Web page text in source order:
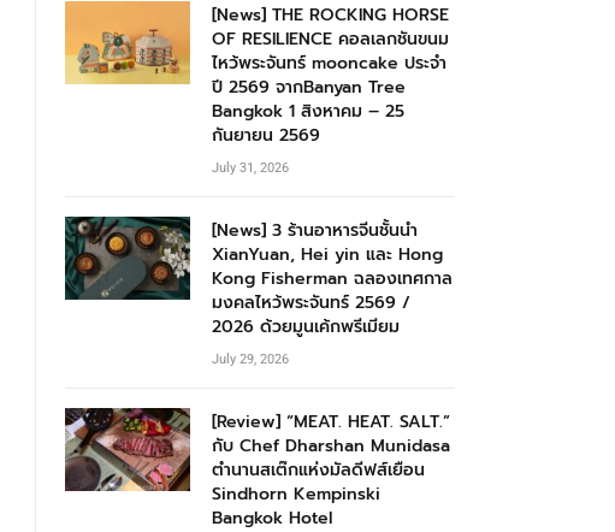
[News] THE ROCKING HORSE
OF RESILIENCE คอลเลกชันขนม
ไหว้พระจันทร์ mooncake ประจำ
ปี 2569 จากBanyan Tree
Bangkok 1 สิงหาคม – 25
กันยายน 2569
July 31, 2026
[News] 3 ร้านอาหารจีนชั้นนำ
XianYuan, Hei yin และ Hong
Kong Fisherman ฉลองเทศกาล
มงคลไหว้พระจันทร์ 2569 /
2026 ด้วยมูนเค้กพรีเมียม
July 29, 2026
[Review] “MEAT. HEAT. SALT.”
กับ Chef Dharshan Munidasa
ตำนานสเต๊กแห่งมัลดีฟส์เยือน
Sindhorn Kempinski
Bangkok Hotel